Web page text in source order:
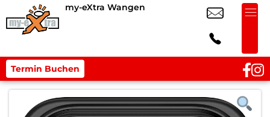
my-eXtra Wangen
Termin Buchen